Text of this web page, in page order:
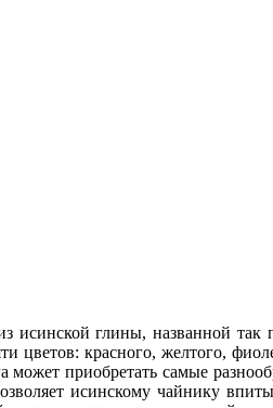
исинской глины, названной
красного, желтого,
приобретать самые
исинскому чайнику